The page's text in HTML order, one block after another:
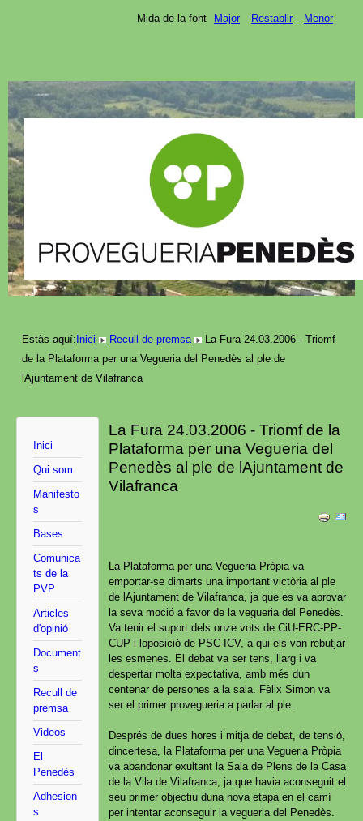
Mida de la font Major Restablir Menor
Estàs aquí:Inici Recull de premsa
La Fura 24.03.2006 - Triomf
de la Plataforma per una Vegueria del Penedès al ple de
lAjuntament de Vilafranca
Inici
Qui som
Manifesto
s
Bases
Comunica
ts de la
PVP
Articles
d'opinió
Document
s
Recull de
premsa
Videos
El
Penedès
Adhesion
s
La Fura 24.03.2006 - Triomf de la
Plataforma per una Vegueria del
Penedès al ple de lAjuntament de
Vilafranca
La Plataforma per una Vegueria Pròpia va
emportar-se dimarts una important victòria al ple
de lAjuntament de Vilafranca, ja que es va aprovar
la seva moció a favor de la vegueria del Penedès.
Va tenir el suport dels onze vots de CiU-ERC-PP-
CUP i loposició de PSC-ICV, a qui els van rebutjar
les esmenes. El debat va ser tens, llarg i va
despertar molta expectativa, amb més dun
centenar de persones a la sala. Fèlix Simon va
ser el primer provegueria a parlar al ple.
Després de dues hores i mitja de debat, de tensió,
dincertesa, la Plataforma per una Vegueria Pròpia
va abandonar exultant la Sala de Plens de la Casa
de la Vila de Vilafranca, ja que havia aconseguit el
seu primer objectiu duna nova etapa en el camí
per intentar aconseguir la vegueria del Penedès.